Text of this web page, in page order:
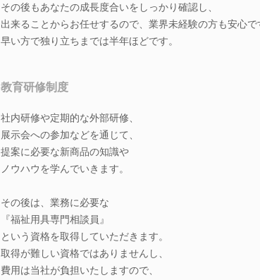
その後もあなたの成長度合いをしっかり確認し、
出来ることからお任せするので、業界未経験の方も安心
早い方で独り立ちまでは半年ほどです。
教育研修制度
社内研修や定期的な外部研修、
展示会への参加などを通じて、
提案に必要な新商品の知識や
ノウハウを学んでいきます。
その後は、業務に必要な
『福祉用具専門相談員』
という資格を取得していただきます。
取得が難しい資格ではありませんし、
費用は当社が負担いたしますので、